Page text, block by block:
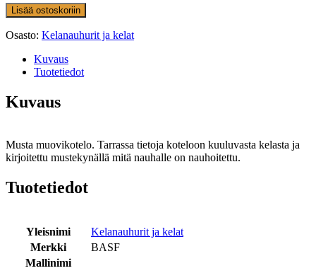
Lisää ostoskoriin
Osasto: Kelanauhurit ja kelat
Kuvaus
Tuotetiedot
Kuvaus
Musta muovikotelo. Tarrassa tietoja koteloon kuuluvasta kelasta ja
kirjoitettu mustekynällä mitä nauhalle on nauhoitettu.
Tuotetiedot
Yleisnimi
Kelanauhurit ja kelat
Merkki
BASF
Mallinimi